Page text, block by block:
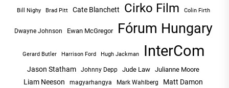
Bill Nighy Brad Pitt Cate Blanchett Cirko Film Colin Firth
Dwayne Johnson Ewan McGregor Fórum Hungary
Gerard Butler Harrison Ford Hugh Jackman InterCom
Jason Statham Johnny Depp Jude Law Julianne Moore
Liam Neeson magyarhangya Mark Wahlberg Matt Damon